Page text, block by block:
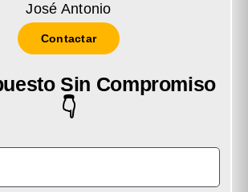
José Antonio
Contactar
Sin Compromiso
👇